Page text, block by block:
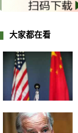
大家都在看